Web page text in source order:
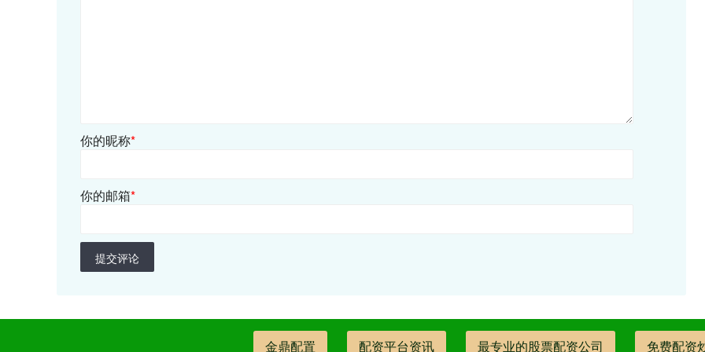
你的昵称*
你的邮箱*
提交评论
金鼎配置 配资平台资讯 最专业的股票配资公司 免费配资